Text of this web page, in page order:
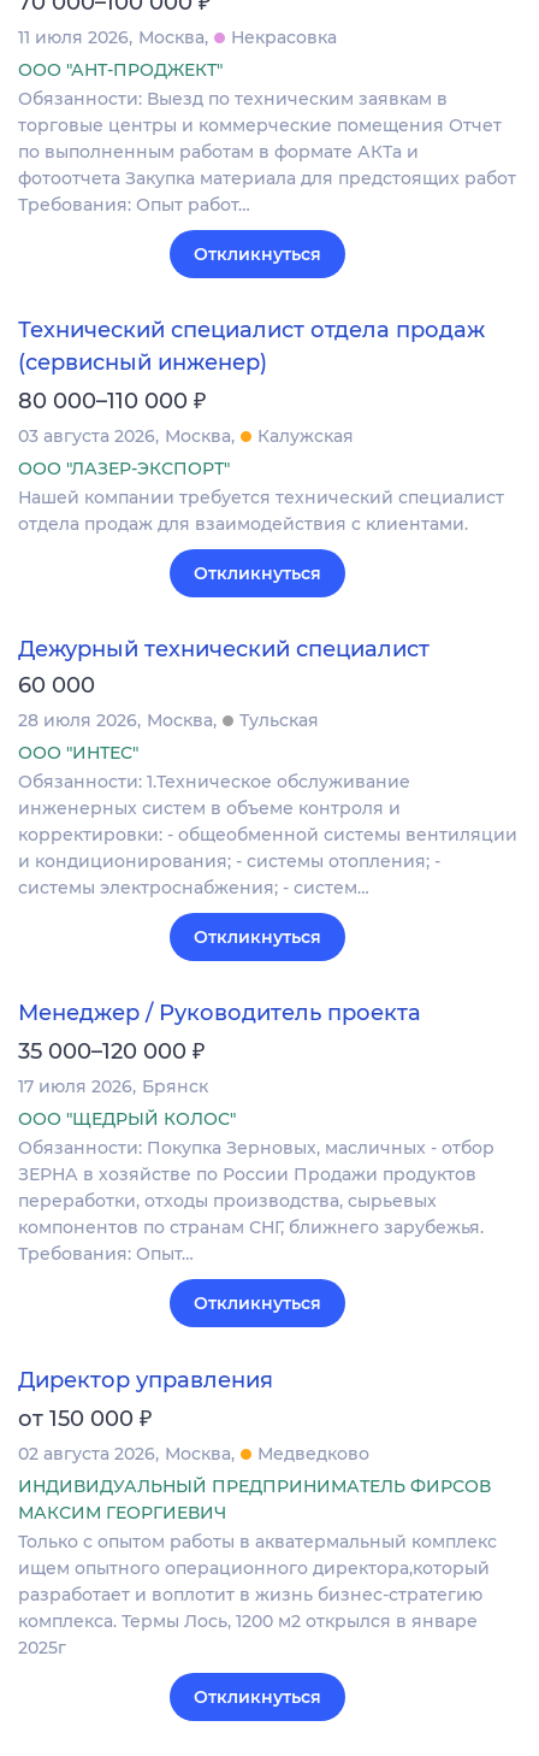
11 июля 2026 Москва
Некрасовка
ООО "АНТ-ПРОДЖЕКТ"
Обязанности: Выезд по техническим заявкам в
торговые центры и коммерческие помещения Отчет
по выполненным работам в формате АКТа и
фотоотчета Закупка материала для предстоящих работ
Требования: Опыт работ…
Откликнуться
Технический специалист отдела продаж
(сервисный инженер)
80 000–110 000 ₽
03 августа 2026 Москва
Калужская
ООО "ЛАЗЕР-ЭКСПОРТ"
Нашей компании требуется технический специалист
отдела продаж для взаимодействия с клиентами.
Откликнуться
Дежурный технический специалист
60 000
28 июля 2026 Москва
Тульская
ООО "ИНТЕС"
Обязанности: 1.Техническое обслуживание
инженерных систем в объеме контроля и
корректировки: - общеобменной системы вентиляции
и кондиционирования; - системы отопления; -
системы электроснабжения; - систем…
Откликнуться
Менеджер / Руководитель проекта
35 000–120 000 ₽
17 июля 2026 Брянск
ООО "ЩЕДРЫЙ КОЛОС"
Обязанности: Покупка Зерновых, масличных - отбор
ЗЕРНА в хозяйстве по России Продажи продуктов
переработки, отходы производства, сырьевых
компонентов по странам СНГ, ближнего зарубежья.
Требования: Опыт…
Откликнуться
Директор управления
от 150 000 ₽
02 августа 2026 Москва
Медведково
ИНДИВИДУАЛЬНЫЙ ПРЕДПРИНИМАТЕЛЬ ФИРСОВ
МАКСИМ ГЕОРГИЕВИЧ
Только с опытом работы в акватермальный комплекс
ищем опытного операционного директора,который
разработает и воплотит в жизнь бизнес-стратегию
комплекса. Термы Лось, 1200 м2 открылся в январе
2025г
Откликнуться